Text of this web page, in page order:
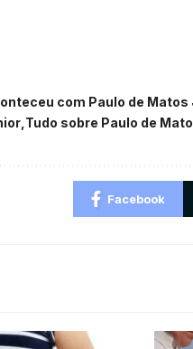
com Paulo de Matos
Tudo sobre Paulo de
Facebook